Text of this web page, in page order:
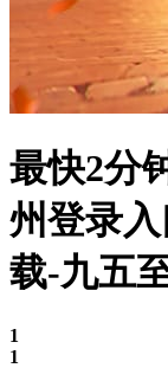
最快2分
州登录
载-九五
1
1